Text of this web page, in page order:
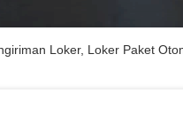
Loker, Loker Paket